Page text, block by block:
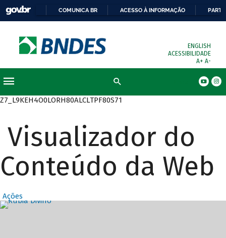
COMUNICA BR ACESSO À INFORMAÇÃO
ENGLISH
ACESSIBILIDADE
A+ A-
Z7_L9KEH4O0LORH80ALCLTPF80S71
Visualizador do
Conteúdo da Web
Ações
Destaques